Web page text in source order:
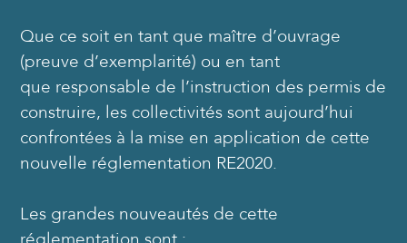
Que ce soit en tant que maître d’ouvrage
(preuve d’exemplarité) ou en tant
que responsable de l’instruction des permis de
construire, les collectivités sont aujourd’hui
confrontées à la mise en application de cette
nouvelle réglementation RE2020.
Les grandes nouveautés de cette